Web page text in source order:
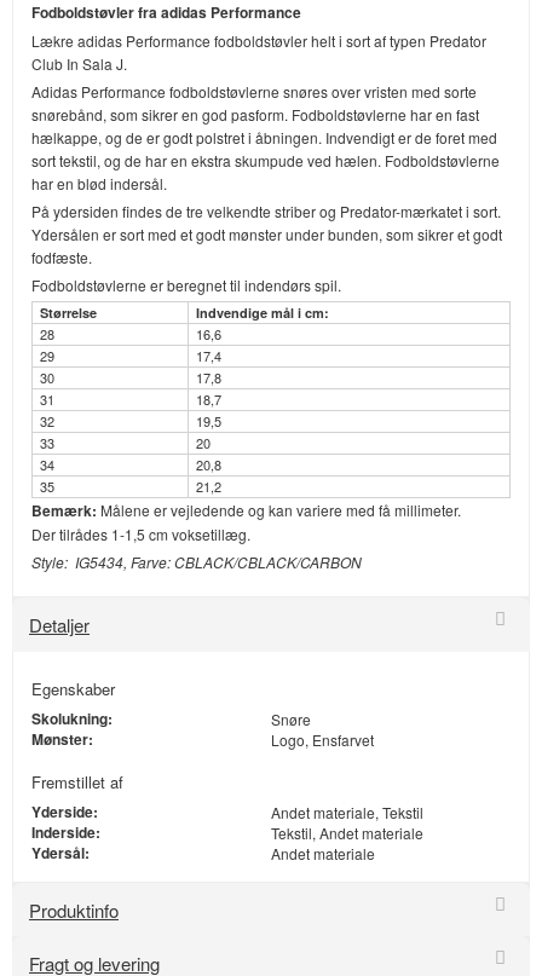
Fodboldstøvler fra adidas Performance
Lækre adidas Performance fodboldstøvler helt i sort af typen Predator
Club In Sala J.
Adidas Performance fodboldstøvlerne snøres over vristen med sorte
snørebånd, som sikrer en god pasform. Fodboldstøvlerne har en fast
hælkappe, og de er godt polstret i åbningen. Indvendigt er de foret med
sort tekstil, og de har en ekstra skumpude ved hælen. Fodboldstøvlerne
har en blød indersål.
På ydersiden findes de tre velkendte striber og Predator-mærkatet i sort.
Ydersålen er sort med et godt mønster under bunden, som sikrer et godt
fodfæste.
Fodboldstøvlerne er beregnet til indendørs spil.
Størrelse Indvendige mål i cm:
28
16,6
29
17,4
30
17,8
31
18,7
32
19,5
33
20
34
20,8
35
21,2
Bemærk: Målene er vejledende og kan variere med få millimeter.
Der tilrådes 1-1,5 cm voksetillæg.
Style: IG5434, Farve: CBLACK/CBLACK/CARBON
Detaljer
Egenskaber
Skolukning: Snøre
Mønster: Logo, Ensfarvet
Fremstillet af
Yderside: Andet materiale, Tekstil
Inderside: Tekstil, Andet materiale
Ydersål: Andet materiale
Produktinfo
Fragt og levering